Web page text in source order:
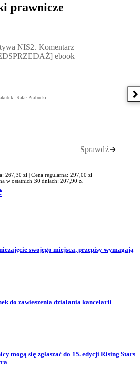
prawnicze
NIS2. Komentarz
ebook
Rafał Prabucki
Sprawdź
267,30 zł | Cena regularna: 297,00 zł
w ostatnich 30 dniach: 207,90 zł
swojego miejsca, przepisy wymagają
do zawieszenia działania kancelarii
mogą się zgłaszać do 15. edycji Rising Stars